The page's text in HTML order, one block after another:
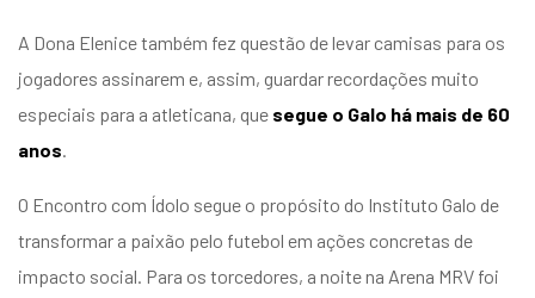
A Dona Elenice também fez questão de levar camisas para os
jogadores assinarem e, assim, guardar recordações muito
especiais para a atleticana, que segue o Galo há mais de 60
anos.
O Encontro com Ídolo segue o propósito do Instituto Galo de
transformar a paixão pelo futebol em ações concretas de
impacto social. Para os torcedores, a noite na Arena MRV foi